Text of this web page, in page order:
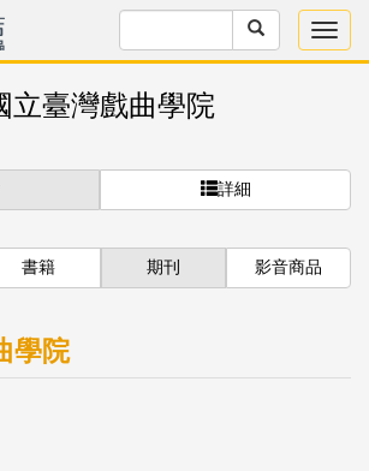
立臺灣戲曲學院
詳細
書籍 期刊 影音商品
學院